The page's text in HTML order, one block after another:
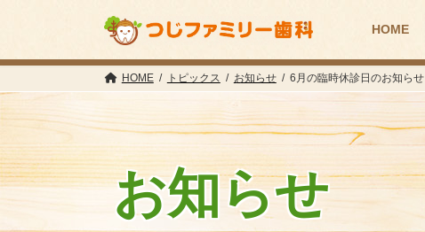
ン
へ
ス
キ
プ
ー
ョ
ン
に
動
HOME
お知らせ
HOME トピックス お知らせ 6月の臨時休診日のお知らせ